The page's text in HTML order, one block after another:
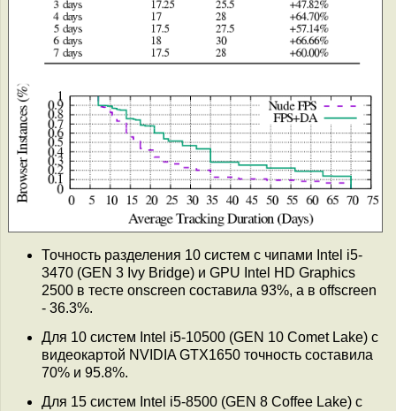
Точность разделения 10 систем с чипами Intel i5-
3470 (GEN 3 Ivy Bridge) и GPU Intel HD Graphics
2500 в тесте onscreen составила 93%, а в offscreen
- 36.3%.
Для 10 систем Intel i5-10500 (GEN 10 Comet Lake) с
видеокартой NVIDIA GTX1650 точность составила
70% и 95.8%.
Для 15 систем Intel i5-8500 (GEN 8 Coffee Lake) с